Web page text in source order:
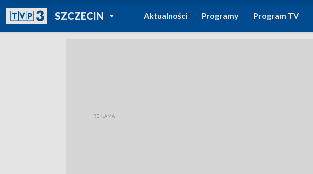
SZCZECINPOWRÓT DO
TVP REGIONY
Aktualności Programy Program TV